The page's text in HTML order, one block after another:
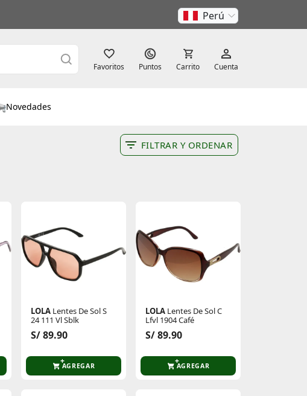
Perú
Favoritos Puntos Carrito Cuenta
Novedades
FILTRAR Y ORDENAR
LOLALentes De Sol S
24 111 Vl Sblk​
S/ 89.90
AGREGAR
LOLALentes De Sol C
Lfvl 1904 Café
S/ 89.90
AGREGAR